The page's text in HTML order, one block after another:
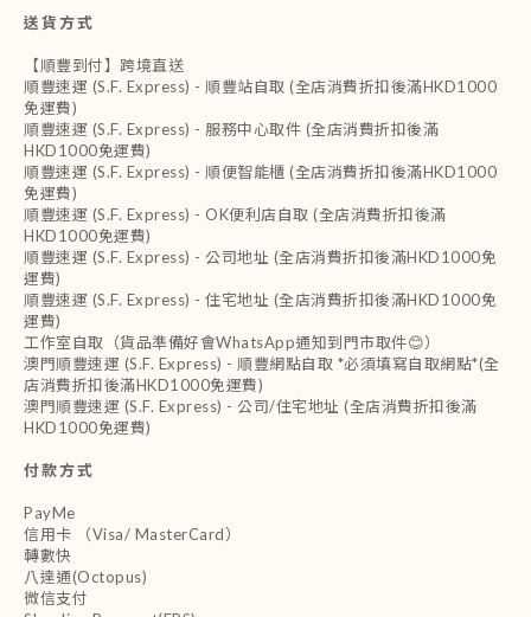
送貨方式
【順豐到付】跨境直送
順豐速運 (S.F. Express) - 順豐站自取 (全店消費折扣後滿HKD1000
免運費)
順豐速運 (S.F. Express) - 服務中心取件 (全店消費折扣後滿
HKD1000免運費)
順豐速運 (S.F. Express) - 順便智能櫃 (全店消費折扣後滿HKD1000
免運費)
順豐速運 (S.F. Express) - OK便利店自取 (全店消費折扣後滿
HKD1000免運費)
順豐速運 (S.F. Express) - 公司地址 (全店消費折扣後滿HKD1000免
運費)
順豐速運 (S.F. Express) - 住宅地址 (全店消費折扣後滿HKD1000免
運費)
工作室自取（貨品準備好會WhatsApp通知到門市取件😊）
澳門順豐速運 (S.F. Express) - 順豐網點自取 *必須填寫自取網點*(全
店消費折扣後滿HKD1000免運費)
澳門順豐速運 (S.F. Express) - 公司/住宅地址 (全店消費折扣後滿
HKD1000免運費)
付款方式
PayMe
信用卡 （Visa/ MasterCard）
轉數快
八達通(Octopus)
微信支付